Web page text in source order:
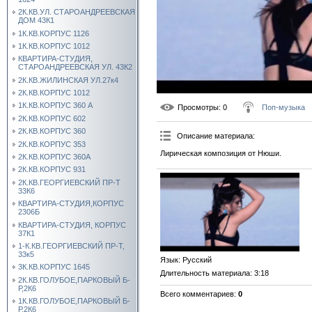
2К.КВ.УЛ. СТАРОАНДРЕЕВСКАЯ
ДОМ 43К1
1К.КВ.КОРПУС 1126
1К.КВ.КОРПУС 1012
КВАРТИРА-СТУДИЯ,
СТАРОАНДРЕЕВСКАЯ УЛ. 43К2
2К.КВ.ЖИЛИНСКАЯ УЛ.27к4
2К.КВ.КОРПУС 1012
1К.КВ.КОРПУС 360 А
2К.КВ.КОРПУС 602
2К.КВ.КОРПУС 360
2К.КВ.КОРПУС 353
2К.КВ.КОРПУС 360А
2К.КВ.КОРПУС 931
2К.КВ.ГЕОРГИЕВСКИЙ ПР-Т
33К6
КВАРТИРА-СТУДИЯ,КОРПУС
2306Б
КВАРТИРА-СТУДИЯ, КОРПУС
37К1
1-К.КВ.ГЕОРГИЕВСКИЙ ПР-Т,
33к5
3К.КВ.КОРПУС 1645
2К.КВ.ГОЛУБОЕ,ПАРКОВЫЙ Б-
Р,2К6
1К.КВ.ГОЛУБОЕ,ПАРКОВЫЙ Б-
Р,2К6
Просмотры: 0 Поп-музыка
Описание материала:
Лирическая композиция от Нюши.
Язык: Русский
Длительность материала: 3:18
Всего комментариев: 0